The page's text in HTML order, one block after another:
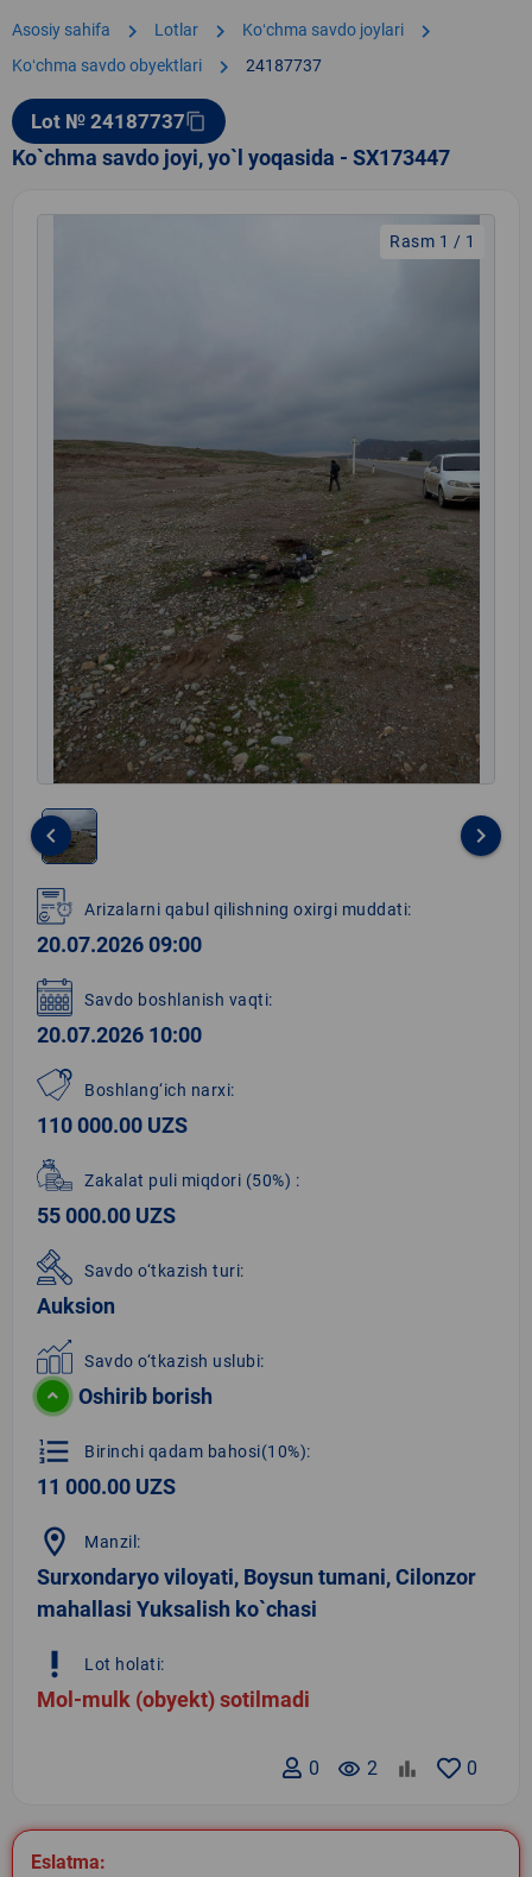
Asosiy sahifa chevron_right Lotlar chevron_right Koʻchma savdo joylari chevron_right
Koʻchma savdo obyektlari chevron_right 24187737
Lot № 24187737content_copy
Ko`chma savdo joyi, yo`l yoqasida - SX173447
Rasm 1 / 1
1
of
1
keyboard_arrow_left keyboard_arrow_right
Arizalarni qabul qilishning oxirgi muddati:
20.07.2026 09:00
Savdo boshlanish vaqti:
20.07.2026 10:00
Boshlang‘ich narxi:
110 000.00 UZS
Zakalat puli miqdori (50%) :
55 000.00 UZS
Savdo o‘tkazish turi:
Auksion
Savdo o‘tkazish uslubi:
Oshirib borish
format_list_numbered Birinchi qadam bahosi(10%):
11 000.00 UZS
location_on Manzil:
Surxondaryo viloyati, Boysun tumani, Cilonzor
mahallasi Yuksalish ko`chasi
priority_high Lot holati:
Mol-mulk (obyekt) sotilmadi
0
remove_red_eye 2
0
Eslatma: